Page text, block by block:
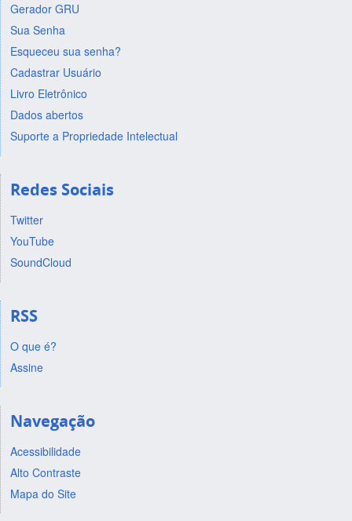
Gerador GRU
Sua Senha
Esqueceu sua senha?
Cadastrar Usuário
Livro Eletrônico
Dados abertos
Suporte a Propriedade Intelectual
Redes Sociais
Twitter
YouTube
SoundCloud
RSS
O que é?
Assine
Navegação
Acessibilidade
Alto Contraste
Mapa do Site